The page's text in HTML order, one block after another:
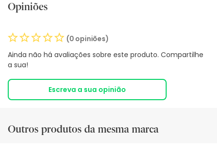
Opiniões
(0 opiniões)
Ainda não há avaliações sobre este produto. Compartilhe
a sua!
Escreva a sua opinião
Outros produtos da mesma marca